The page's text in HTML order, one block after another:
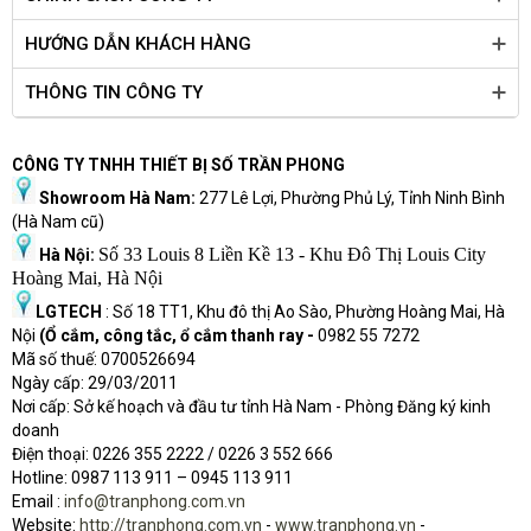
năngkhuếch đại âm thanhkhi chơi game, xem phim, nghe nhạc,…
Dell Vostro 3500 i5 (7G3981) sẽ là lựa chọn tuyệt vời cho bạn khi
đang tìm một chiếc laptop học tập - văn phòng nhưng lại có hiệu
THÔNG SỐ
Hãng sản xuất
Dell
Tên sản phẩm
Bộ vi xử lý
Bộ vi xử lý
Intel® Core™ i5-1135G7
Tốc độ
Bộ nhớ đệm
8MB Cache
Bộ nhớ trong (RAM)
Dung lượng
8GB DDR4 2666MHz
Ổ cứng
Dung lượng
256GB M.2 PCIe NVMe
HƯỚNG DẪN KHÁCH HÀNG
THÔNG TIN CÔNG TY
CÔNG TY TNHH THIẾT BỊ SỐ TRẦN PHONG
Showroom Hà Nam: 277 Lê Lợi, Phường Phủ Lý, Tỉnh Ninh Bình
(Hà Nam cũ)
Hà Nội: Số 33 Louis 8 Liền Kề 13 - Khu Đô Thị Louis City
Hoàng Mai, Hà Nội
LGTECH : Số 18 TT1, Khu đô thị Ao Sào, Phường Hoàng Mai, Hà
Nội (Ổ cắm, công tắc, ổ cắm thanh ray - 0982 55 7272
Mã số thuế: 0700526694
Ngày cấp: 29/03/2011
Nơi cấp: Sở kế hoạch và đầu tư tỉnh Hà Nam - Phòng Đăng ký kinh
doanh
Điện thoại: 0226 355 2222 / 0226 3 552 666
Hotine: 0987 113 911 – 0945 113 911
Email : info@tranphong.com.vn
Website: http://tranphong.com.vn - www.tranphong.vn -